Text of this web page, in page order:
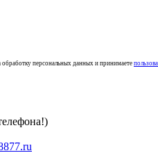
обработку персональных данных и принимаете